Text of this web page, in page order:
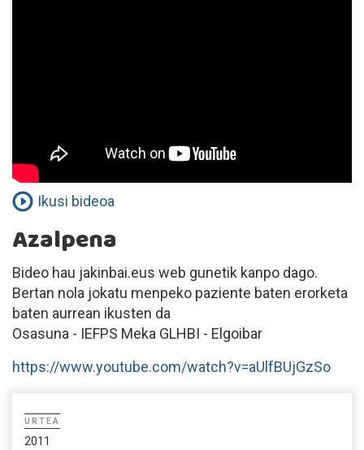
Ikusi bideoa
Azalpena
Bideo hau jakinbai.eus web gunetik kanpo dago.
Bertan nola jokatu menpeko paziente baten erorketa
baten aurrean ikusten da
Osasuna - IEFPS Meka GLHBI - Elgoibar
https://www.youtube.com/watch?v=aUlfBUjGzSo
URTEA
2011